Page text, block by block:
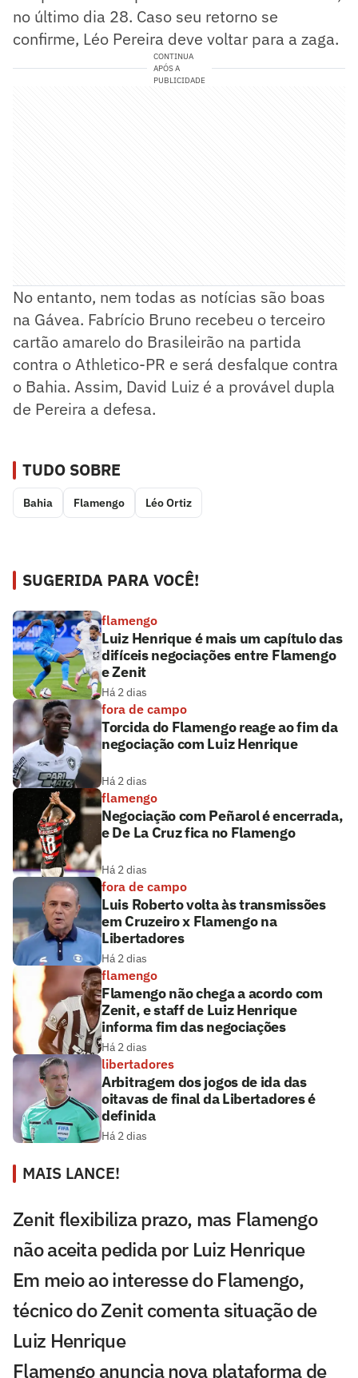
no último dia 28. Caso seu retorno se
confirme, Léo Pereira deve voltar para a zaga.
CONTINUA
APÓS A
PUBLICIDADE
No entanto, nem todas as notícias são boas
na Gávea. Fabrício Bruno recebeu o terceiro
cartão amarelo do Brasileirão na partida
contra o Athletico-PR e será desfalque contra
o Bahia. Assim, David Luiz é a provável dupla
de Pereira a defesa.
TUDO SOBRE
Bahia Flamengo Léo Ortiz
SUGERIDA PARA VOCÊ!
flamengo
Luiz Henrique é mais um capítulo das
difíceis negociações entre Flamengo
e Zenit
Há 2 dias
fora de campo
Torcida do Flamengo reage ao fim da
negociação com Luiz Henrique
Há 2 dias
flamengo
Negociação com Peñarol é encerrada,
e De La Cruz fica no Flamengo
Há 2 dias
fora de campo
Luis Roberto volta às transmissões
em Cruzeiro x Flamengo na
Libertadores
Há 2 dias
flamengo
Flamengo não chega a acordo com
Zenit, e staff de Luiz Henrique
informa fim das negociações
Há 2 dias
libertadores
Arbitragem dos jogos de ida das
oitavas de final da Libertadores é
definida
Há 2 dias
MAIS LANCE!
Zenit flexibiliza prazo, mas Flamengo
não aceita pedida por Luiz Henrique
Em meio ao interesse do Flamengo,
técnico do Zenit comenta situação de
Luiz Henrique
Flamengo anuncia nova plataforma de